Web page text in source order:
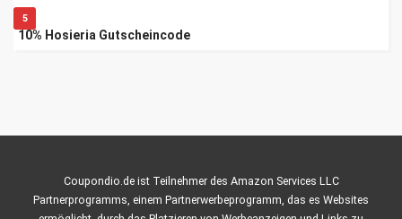
5
10% Hosieria Gutscheincode
Coupondio.de ist Teilnehmer des Amazon Services LLC
Partnerprogramms, einem Partnerwerbeprogramm, das es Websites